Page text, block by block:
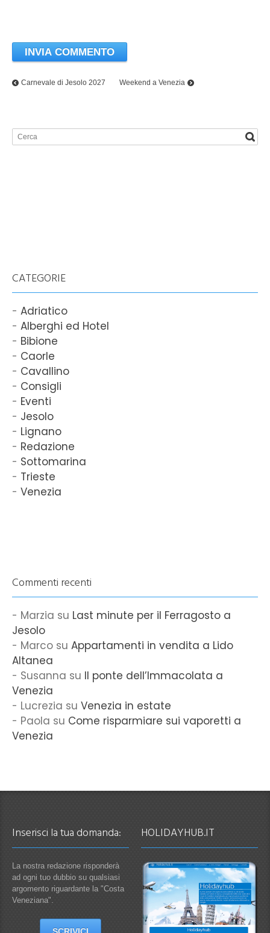
Carnevale di Jesolo 2027 Weekend a Venezia
CATEGORIE
Adriatico
Alberghi ed Hotel
Bibione
Caorle
Cavallino
Consigli
Eventi
Jesolo
Lignano
Redazione
Sottomarina
Trieste
Venezia
Commenti recenti
Marzia su Last minute per il Ferragosto a
Jesolo
Marco su Appartamenti in vendita a Lido
Altanea
Susanna su Il ponte dell’Immacolata a
Venezia
Lucrezia su Venezia in estate
Paola su Come risparmiare sui vaporetti a
Venezia
Inserisci la tua domanda:
La nostra redazione risponderà
ad ogni tuo dubbio su qualsiasi
argomento riguardante la "Costa
Veneziana".
HOLIDAYHUB.IT